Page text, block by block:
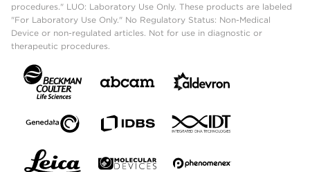
procedures." LUO: Laboratory Use Only. These products are labeled
"For Laboratory Use Only." No Regulatory Status: Non-Medical
Device or non-regulated articles. Not for use in diagnostic or
therapeutic procedures.